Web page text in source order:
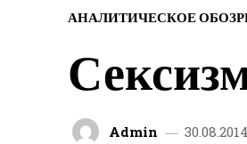
АНАЛИТИЧЕСКОЕ
Admin 30.08.2014